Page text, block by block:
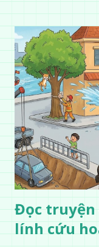
Đọc truyện
lính cứu